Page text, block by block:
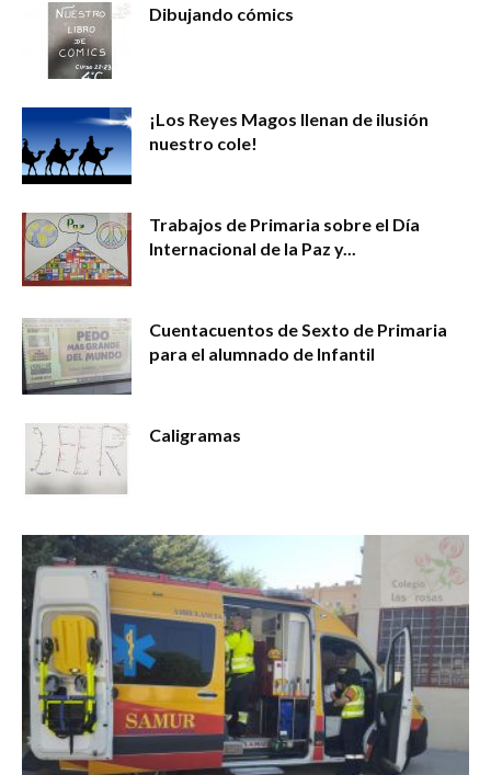
Dibujando cómics
¡Los Reyes Magos llenan de ilusión
nuestro cole!
Trabajos de Primaria sobre el Día
Internacional de la Paz y...
Cuentacuentos de Sexto de Primaria
para el alumnado de Infantil
Caligramas